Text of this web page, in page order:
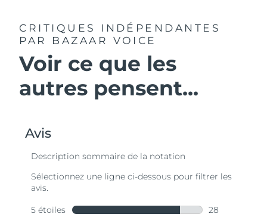
CRITIQUES INDÉPENDANTES
PAR BAZAAR VOICE
Voir ce que les
autres pensent...